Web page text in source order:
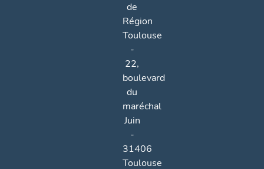
de
Région
Toulouse
-
22,
boulevard
du
maréchal
Juin
-
31406
Toulouse